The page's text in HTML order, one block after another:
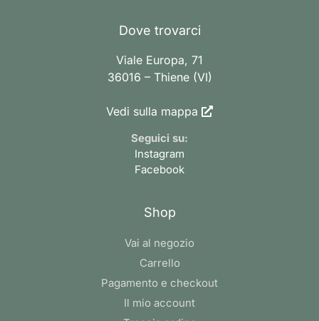
Dove trovarci
Viale Europa, 71
36016 – Thiene (VI)
Vedi sulla mappa
Seguici su:
Instagram
Facebook
Shop
Vai al negozio
Carrello
Pagamento e checkout
Il mio account